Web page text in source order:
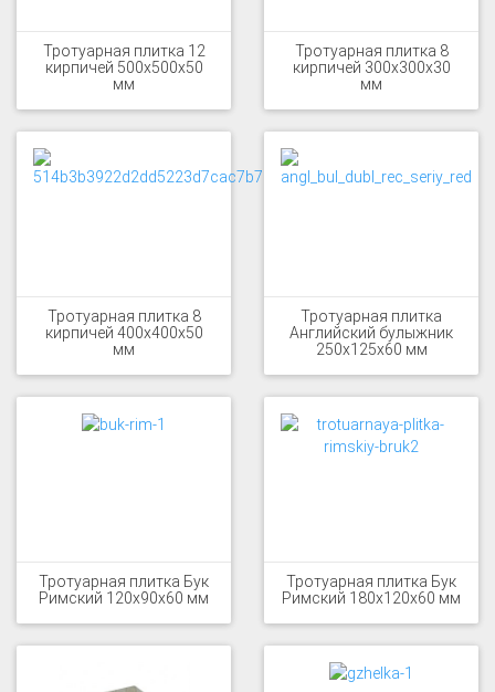
Тротуарная плитка 12
кирпичей 500x500x50
мм
Тротуарная плитка 8
кирпичей 300x300x30
мм
Тротуарная плитка 8
кирпичей 400x400x50
мм
Тротуарная плитка
Английский булыжник
250x125x60 мм
Тротуарная плитка Бук
Римский 120x90x60 мм
Тротуарная плитка Бук
Римский 180x120x60 мм